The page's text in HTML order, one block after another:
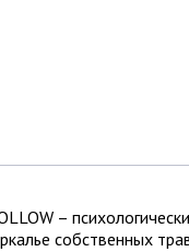
–
собственных